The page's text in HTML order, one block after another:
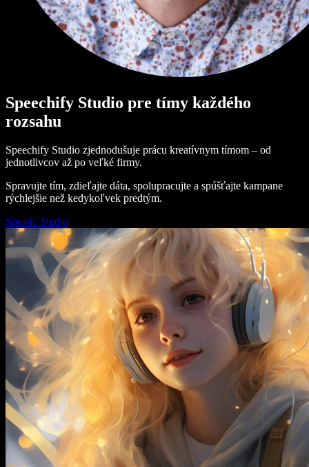
Speechify Studio pre tímy každého
rozsahu
Speechify Studio zjednodušuje prácu kreatívnym tímom – od
jednotlivcov až po veľké firmy.
Spravujte tím, zdieľajte dáta, spolupracujte a spúšťajte kampane
rýchlejšie než kedykoľvek predtým.
Spustiť Studio